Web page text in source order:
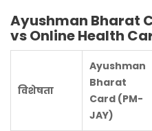
Ayushman Bharat
vs Online Health
विशेषता
Ayushman
Bharat
Card (PM-
JAY)